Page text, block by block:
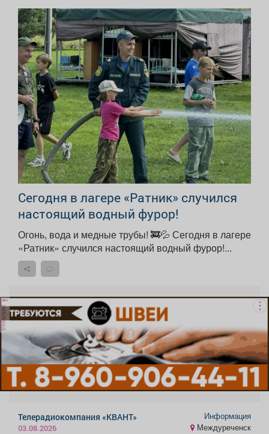
Сегодня в лагере «Ратник» случился
настоящий водный фурор!
Огонь, вода и медные трубы! 🚒💦 Сегодня в лагере
«Ратник» случился настоящий водный фурор!...
реклама
Телерадиокомпания «КВАНТ»
03.08.2026
Информация
Междуреченск